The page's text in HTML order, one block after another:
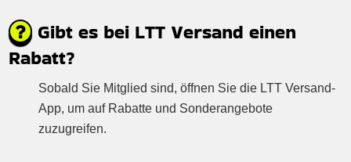
Gibt es bei LTT Versand einen
Rabatt?
Sobald Sie Mitglied sind, öffnen Sie die LTT Versand-
App, um auf Rabatte und Sonderangebote
zuzugreifen.